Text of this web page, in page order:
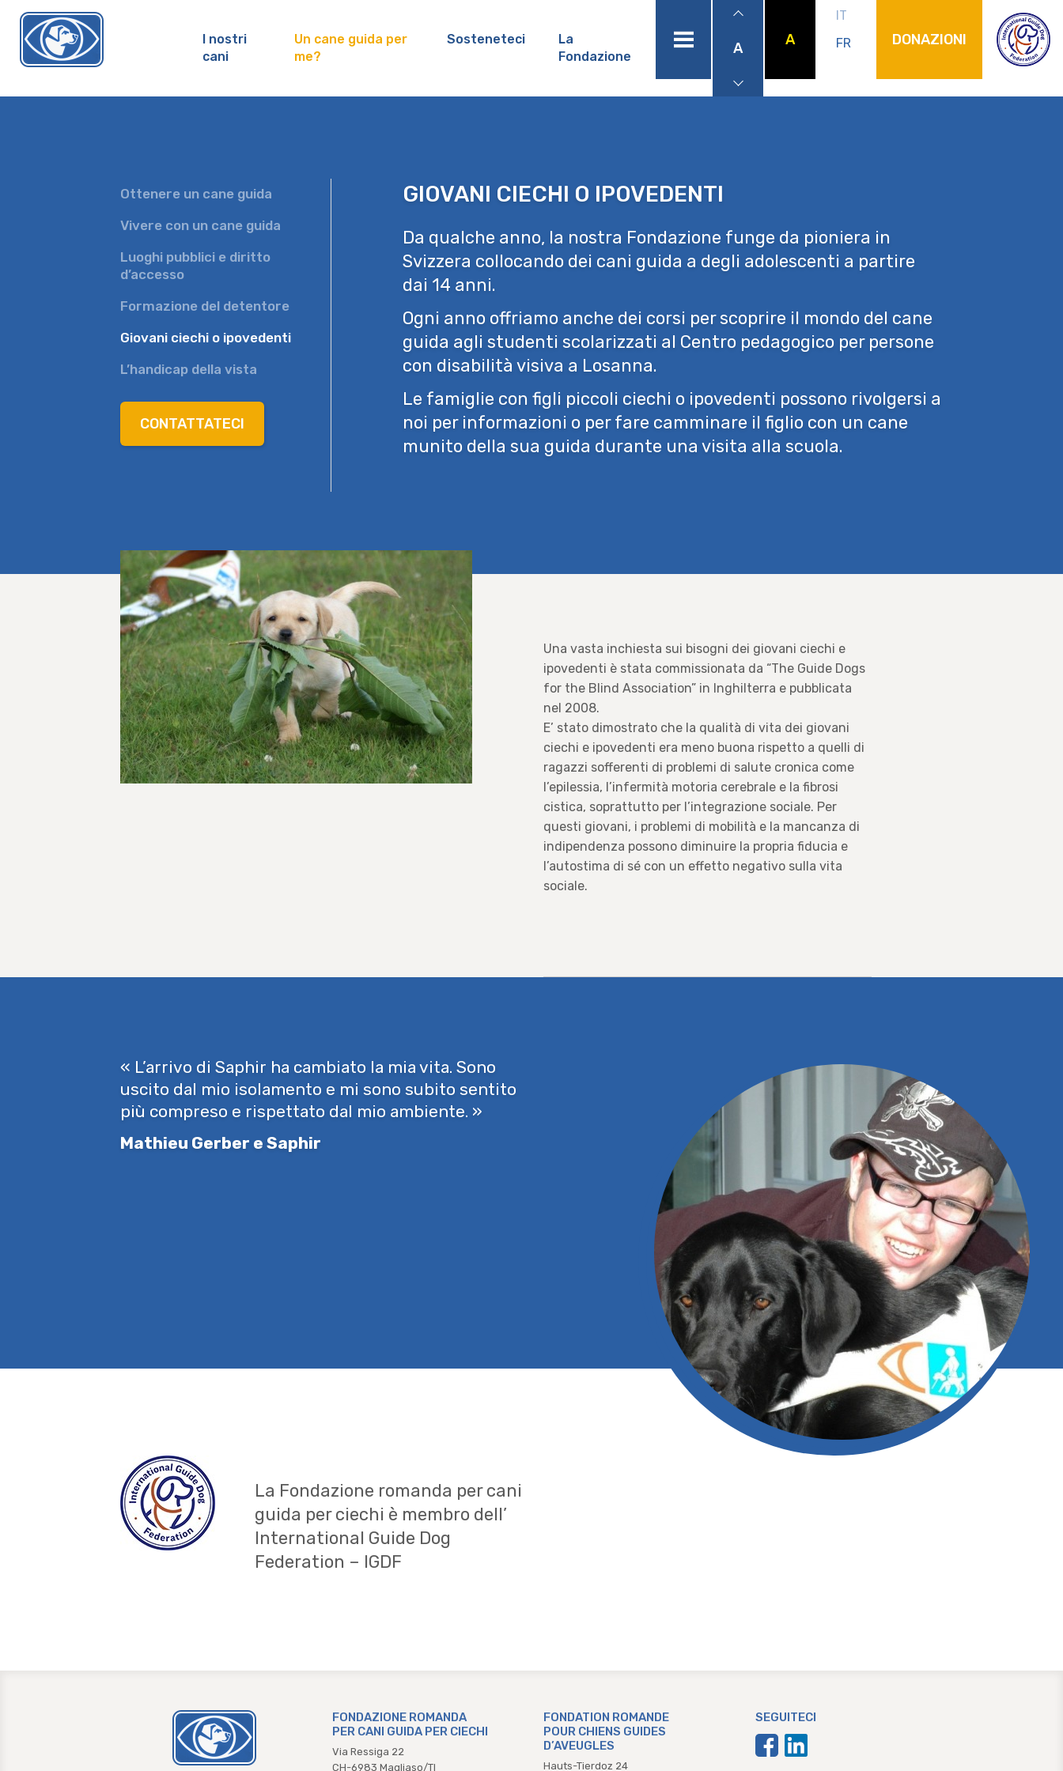
I nostri
cani
Un cane guida per
me?
Sosteneteci
La
Fondazione
menu
A A
IT
FR
DONAZIONI
Ottenere un cane guida
Vivere con un cane guida
Luoghi pubblici e diritto
d’accesso
Formazione del detentore
Giovani ciechi o ipovedenti
L’handicap della vista
CONTATTATECI
GIOVANI CIECHI O IPOVEDENTI
Da qualche anno, la nostra Fondazione funge da pioniera in
Svizzera collocando dei cani guida a degli adolescenti a partire
dai 14 anni.
Ogni anno offriamo anche dei corsi per scoprire il mondo del cane
guida agli studenti scolarizzati al Centro pedagogico per persone
con disabilità visiva a Losanna.
Le famiglie con figli piccoli ciechi o ipovedenti possono rivolgersi a
noi per informazioni o per fare camminare il figlio con un cane
munito della sua guida durante una visita alla scuola.
Una vasta inchiesta sui bisogni dei giovani ciechi e
ipovedenti è stata commissionata da “The Guide Dogs
for the Blind Association” in Inghilterra e pubblicata
nel 2008.
E’ stato dimostrato che la qualità di vita dei giovani
ciechi e ipovedenti era meno buona rispetto a quelli di
ragazzi sofferenti di problemi di salute cronica come
l’epilessia, l’infermità motoria cerebrale e la fibrosi
cistica, soprattutto per l’integrazione sociale. Per
questi giovani, i problemi di mobilità e la mancanza di
indipendenza possono diminuire la propria fiducia e
l’autostima di sé con un effetto negativo sulla vita
sociale.
« L’arrivo di Saphir ha cambiato la mia vita. Sono
uscito dal mio isolamento e mi sono subito sentito
più compreso e rispettato dal mio ambiente. »
Mathieu Gerber e Saphir
La Fondazione romanda per cani
guida per ciechi è membro dell’
International Guide Dog
Federation – IGDF
FONDAZIONE ROMANDA
PER CANI GUIDA PER CIECHI
Via Ressiga 22
CH-6983 Magliaso/TI
FONDATION ROMANDE
POUR CHIENS GUIDES
D’AVEUGLES
Hauts-Tierdoz 24
SEGUITECI